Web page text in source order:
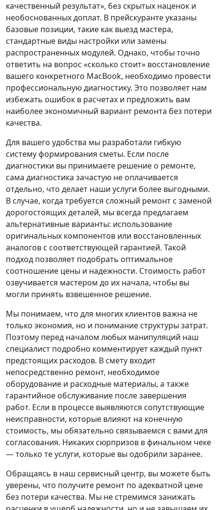
качественный результат», без скрытых наценок и
необоснованных доплат. В прейскуранте указаны
базовые позиции, такие как выезд мастера,
стандартные виды настройки или замены
распространенных модулей. Однако, чтобы точно
ответить на вопрос «сколько стоит» восстановление
вашего конкретного MacBook, необходимо провести
профессиональную диагностику. Это позволяет нам
избежать ошибок в расчетах и предложить вам
наиболее экономичный вариант ремонта без потери
качества.
Для вашего удобства мы разработали гибкую
систему формирования сметы. Если после
диагностики вы принимаете решение о ремонте,
сама диагностика зачастую не оплачивается
отдельно, что делает наши услуги более выгодными.
В случае, когда требуется сложный ремонт с заменой
дорогостоящих деталей, мы всегда предлагаем
альтернативные варианты: использование
оригинальных компонентов или восстановленных
аналогов с соответствующей гарантией. Такой
подход позволяет подобрать оптимальное
соотношение цены и надежности. Стоимость работ
озвучивается мастером до их начала, чтобы вы
могли принять взвешенное решение.
Мы понимаем, что для многих клиентов важна не
только экономия, но и понимание структуры затрат.
Поэтому перед началом любых манипуляций наш
специалист подробно комментирует каждый пункт
предстоящих расходов. В смету входит
непосредственно ремонт, необходимое
оборудование и расходные материалы, а также
гарантийное обслуживание после завершения
работ. Если в процессе выявляются сопутствующие
неисправности, которые влияют на конечную
стоимость, мы обязательно связываемся с вами для
согласования. Никаких сюрпризов в финальном чеке
— только те услуги, которые вы одобрили заранее.
Обращаясь в наш сервисный центр, вы можете быть
уверены, что получите ремонт по адекватной цене
без потери качества. Мы не стремимся занижать